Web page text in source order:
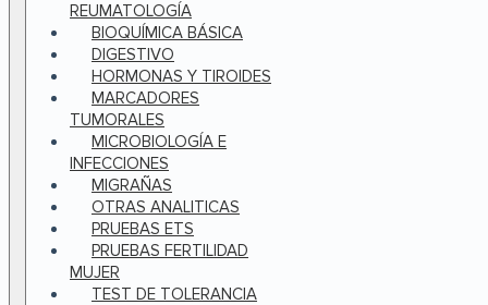
REUMATOLOGÍA
BIOQUÍMICA BÁSICA
DIGESTIVO
HORMONAS Y TIROIDES
MARCADORES
TUMORALES
MICROBIOLOGÍA E
INFECCIONES
MIGRAÑAS
OTRAS ANALITICAS
PRUEBAS ETS
PRUEBAS FERTILIDAD
MUJER
TEST DE TOLERANCIA